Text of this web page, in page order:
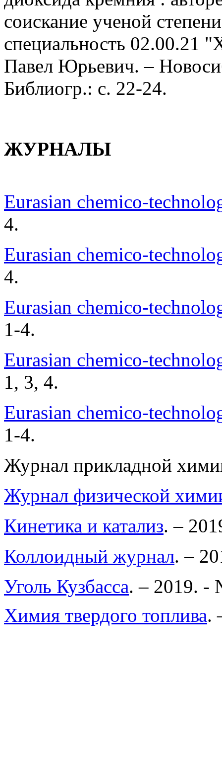
соискание ученой
специальность 02.00.21
Павел Юрьевич. –
Библиогр.: с. 22-24.
ЖУРНАЛЫ
Еurasian chemico-
4.
Еurasian chemico-
4.
Еurasian chemico-
1-4.
Еurasian chemico-
1, 3, 4.
Еurasian chemico-
1-4.
Журнал прикладной
Журнал физической
Кинетика и катализ. –
Коллоидный журнал. –
Уголь Кузбасса. – 2019. -
Химия твердого топлива.